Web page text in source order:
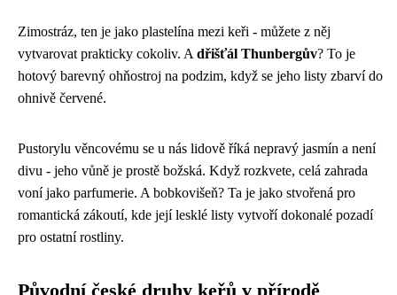
Zimostráz, ten je jako plastelína mezi keři - můžete z něj
vytvarovat prakticky cokoliv. A dřišťál Thunbergův? To je
hotový barevný ohňostroj na podzim, když se jeho listy zbarví do
ohnivě červené.
Pustorylu věncovému se u nás lidově říká nepravý jasmín a není
divu - jeho vůně je prostě božská. Když rozkvete, celá zahrada
voní jako parfumerie. A bobkovišeň? Ta je jako stvořená pro
romantická zákoutí, kde její lesklé listy vytvoří dokonalé pozadí
pro ostatní rostliny.